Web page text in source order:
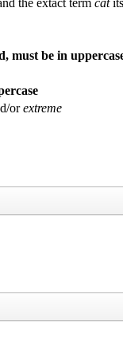
the extact term cat
must be in
orextreme